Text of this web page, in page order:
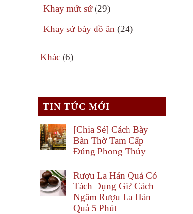
phẩm
Khay mứt sứ 2929
phẩm
Khay sứ bày đồ ăn 2424
Khác 66
phẩm
TIN TỨC MỚI
[Chia Sẻ] Cách Bày
Bàn Thờ Tam Cấp
Đúng Phong Thủy
Rượu La Hán Quả Có
Tách Dụng Gì? Cách
Ngâm Rượu La Hán
Quả 5 Phút